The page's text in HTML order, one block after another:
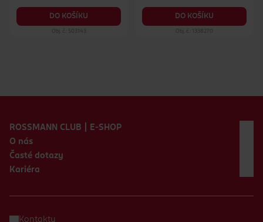
DO KOŠÍKU
Obj. č.: 503143
DO KOŠÍKU
Obj. č.: 1338270
ROSSMANN CLUB | E-SHOP
O nás
Časté dotazy
Kariéra
Kontakty